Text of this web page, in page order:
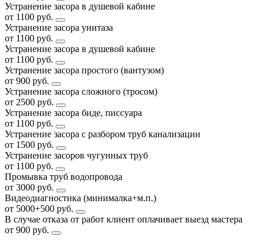
Устранение засора в душевой кабине
от 1100 руб.
Устранение засора унитаза
от 1100 руб.
Устранение засора в душевой кабине
от 1100 руб.
Устранение засора простого (вантузом)
от 900 руб.
Устранение засора сложного (тросом)
от 2500 руб.
Устранение засора биде, писсуара
от 1100 руб.
Устранение засора с разбором труб канализации
от 1500 руб.
Устранение засоров чугунных труб
от 1100 руб.
Промывка труб водопровода
от 3000 руб.
Видеодиагностика (минималка+м.п.)
от 5000+500 руб.
В случае отказа от работ клиент оплачивает выезд мастера
от 900 руб.